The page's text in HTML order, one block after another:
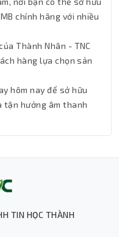
chính hãng với nhiều
Thành Nhân - TNC
hàng lựa chọn sản
hôm nay để sở hữu
tận hưởng âm thanh
TIN HỌC THÀNH